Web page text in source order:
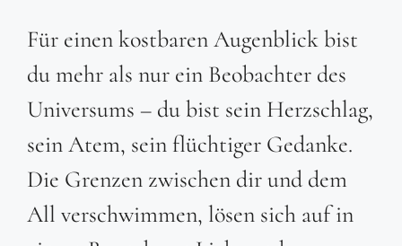
Für einen kostbaren Augenblick bist
du mehr als nur ein Beobachter des
Universums – du bist sein Herzschlag,
sein Atem, sein flüchtiger Gedanke.
Die Grenzen zwischen dir und dem
All verschwimmen, lösen sich auf in